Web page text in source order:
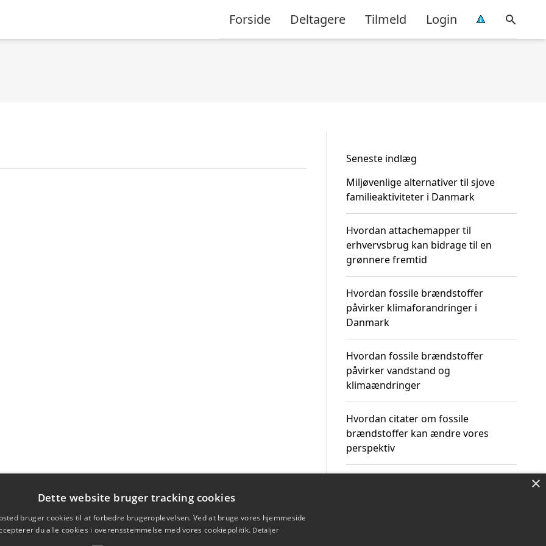
Forside Deltagere Tilmeld Login
Seneste indlæg
Miljøvenlige alternativer til sjove
familieaktiviteter i Danmark
Hvordan attachemapper til
erhvervsbrug kan bidrage til en
grønnere fremtid
Hvordan fossile brændstoffer
påvirker klimaforandringer i
Danmark
Hvordan fossile brændstoffer
påvirker vandstand og
klimaændringer
Hvordan citater om fossile
brændstoffer kan ændre vores
perspektiv
×
Dette website bruger tracking cookies
bruger cookies til at forbedre brugeroplevelsen. Ved at bruge vores hjemmeside
du alle cookies i overensstemmelse med vores cookiepolitik. Detaljer